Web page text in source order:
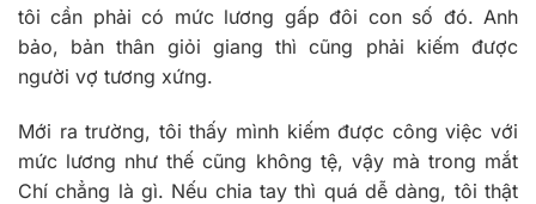
tôi cần phải có mức lương gấp đôi con số đó. Anh
bảo, bản thân giỏi giang thì cũng phải kiếm được
người vợ tương xứng.
Mới ra trường, tôi thấy mình kiếm được công việc với
mức lương như thế cũng không tệ, vậy mà trong mắt
Chí chẳng là gì. Nếu chia tay thì quá dễ dàng, tôi thật